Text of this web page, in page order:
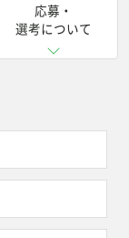
応募・
選考について